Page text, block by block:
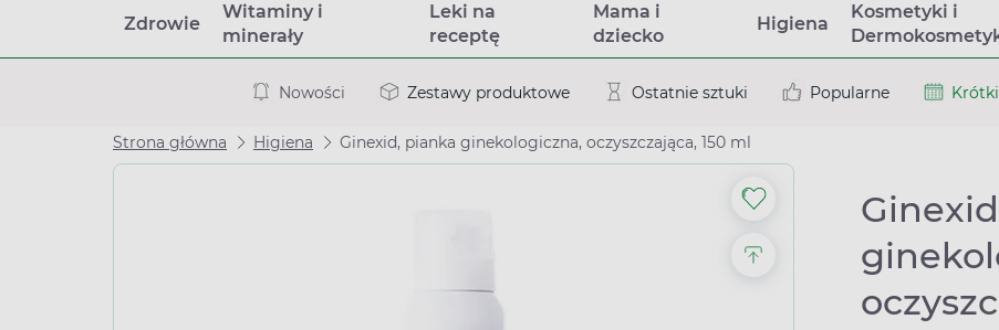
Zdrowie
Witaminy i
minerały
Leki na
receptę
Mama i
dziecko
Higiena
Kosmetyki i
Nowości Zestawy produktowe Ostatnie sztuki Popularne
Strona główna Higiena Ginexid, pianka ginekologiczna, oczyszczająca, 150 ml